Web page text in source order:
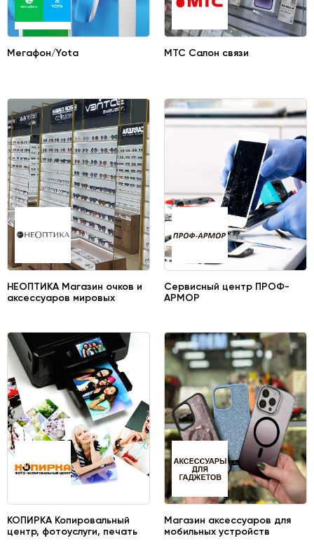
Мегафон/Yota МТС Салон связи
НЕОПТИКА Магазин очков и
аксессуаров мировых
Сервисный центр ПРОФ-
АРМОР
КОПИРКА Копировальный
центр, фотоуслуги, печать
Магазин аксессуаров для
мобильных устройств